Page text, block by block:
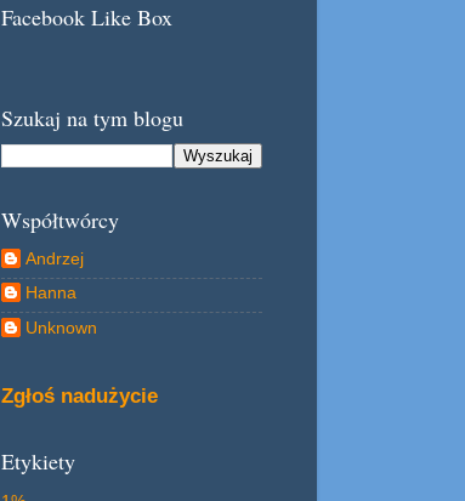
Facebook Like Box
Szukaj na tym blogu
Współtwórcy
Andrzej
Hanna
Unknown
Zgłoś nadużycie
Etykiety